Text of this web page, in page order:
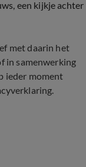
een kijkje achter
met daarin het
in samenwerking
ieder moment
.